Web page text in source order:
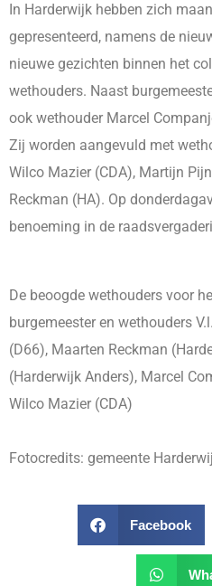
In Harderwijk hebben zich
gepresenteerd, namens de
nieuwe gezichten binnen het
wethouders. Naast
ook wethouder Marcel
Zij worden aangevuld met
Wilco Mazier (CDA), Martijn
Reckman (HA). Op
benoeming in de
De beoogde wethouders voor
burgemeester en wethouders
(D66), Maarten Reckman
(Harderwijk Anders), Marcel
Wilco Mazier (CDA)
Fotocredits: gemeente
Facebook